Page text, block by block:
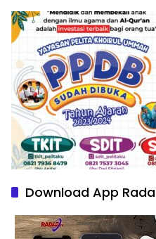
Download App